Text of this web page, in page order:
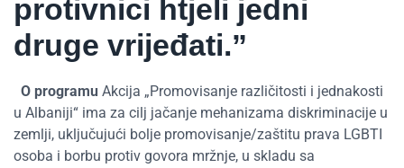
protivnici htjeli jedni
druge vrijeđati.”
O programu Akcija „Promovisanje različitosti i jednakosti
u Albaniji“ ima za cilj jačanje mehanizama diskriminacije u
zemlji, uključujući bolje promovisanje/zaštitu prava LGBTI
osoba i borbu protiv govora mržnje, u skladu sa